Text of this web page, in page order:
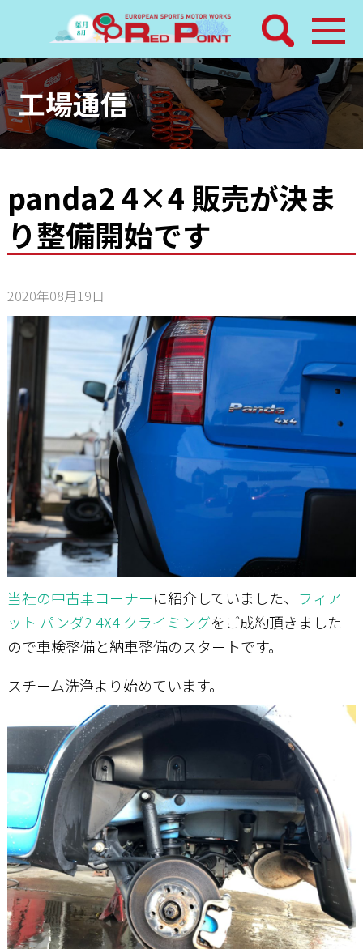
検索
ホーム
トピックス
レッドポイントパーツ
店舗案内
工場通信
お問い合わせ
工場通信
panda2 4×4 販売が決ま
り整備開始です
2020年08月19日
当社の中古車コーナーに紹介していました、 フィア
ット パンダ2 4X4 クライミングをご成約頂きました
ので車検整備と納車整備のスタートです。
スチーム洗浄より始めています。